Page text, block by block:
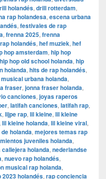
holandés, drill rotterdam,
rap holandesa, escena urbana
, festivales de rap
, frenna 2025, frenna
holandés, hef muziek, hef
hop amsterdam, hip hop
hip hop old school holanda, hip
holanda, hits de rap holandés,
urbana holanda,
fraser, jonna fraser holanda,
canciones, joyas raperos
, latifah canciones, latifah rap,
, lijpe rap, lil kleine, lil kleine
lil kleine holanda, lil kleine viral,
holanda, mejores temas rap
juveniles holanda,
holanda, nederlandse
, nuevo rap holandés,
musical rap holanda,
2023 holandés, rap conciencia